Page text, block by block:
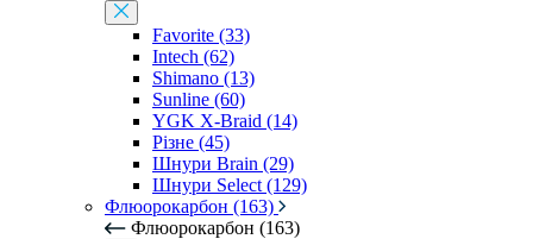
Favorite (33)
Intech (62)
Shimano (13)
Sunline (60)
YGK X-Braid (14)
Різне (45)
Шнури Brain (29)
Шнури Select (129)
Флюорокарбон (163)
Флюорокарбон (163)